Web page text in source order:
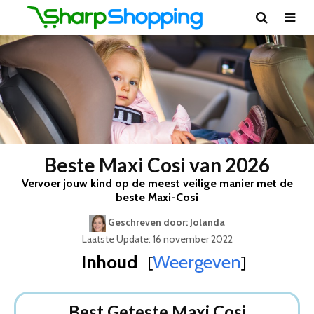
Beste Maxi Cosi van 2026
Vervoer jouw kind op de meest veilige manier met de
beste Maxi-Cosi
Geschreven door: Jolanda
Laatste Update: 16 november 2022
Inhoud [Weergeven]